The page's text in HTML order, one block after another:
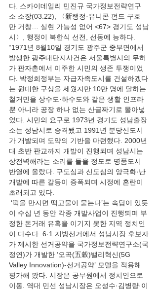
다. 스카이데일리 민진규 국가정보전략연구
소 소장(03.22), 〈新행정·유니콘 펀드 구호
만 거창… 실현 가능성 없어 <67> 경기도 성남
시〉, 행정이 북한식 선전, 선동에 능하다.
“1971년 8월10일 경기도 광주군 중부면에서
발생한 광주대단지사건은 서울특별시의 무허
가 판자촌에서 이주한 시민의 생존 투쟁이었
다. 박정희정부는 자급자족도시를 건설하겠다
는 원대한 구상을 세웠지만 10만 명에 달하는
철거민을 상수도·하수도와 같은 생활 인프라
뿐 아니라 공장 하나 없는 산골짜기로 몰아넣
었다. 시민의 요구로 1973년 경기도 성남출장
소는 성남시로 승격됐고 1991년 분당신도시
가 개발되며 도약의 기반을 마련했다. 2000년
대 초반 판교까지 개발이 진행되며 성남시는
상전벽해라는 소리를 들을 정도로 명품도시
반열에 올랐다. 구도심과 신도심의 양극화·난
개발에 따른 갈등이 증폭되며 시정에 혼란이
초래되고 있다.
이 수십 년 동안 각종 개발사업이 진행되며 부
정한 돈거래 유혹을 이기지 못한 지역 정치인
이 다수다. 6·1 지방선거에서 성남시장 후보자
가 제시한 선거공약을 국가정보전략연구소(국
정연)가 개발한 ‘오곡(五穀)밸리혁신(5G
Valley Innovation)-선거공약’ 모델을 적용해
평가해 봤다. 시장은 공무원에서 정치인으로
이동. 역대 민선 성남시장은 오성수·김병량·이